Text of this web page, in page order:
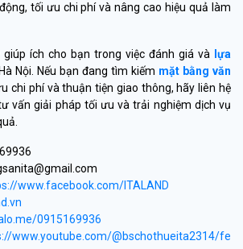
tối ưu chi phí và nâng cao hiệu quả làm
giúp ích cho bạn trong việc đánh giá và lựa
Nội. Nếu bạn đang tìm kiếm mặt bằng văn
chi phí và thuận tiện giao thông, hãy liên hệ
vấn giải pháp tối ưu và trải nghiệm dịch vụ
www.facebook.com/ITALAND
0915169936
www.youtube.com/@bschothueita2314/